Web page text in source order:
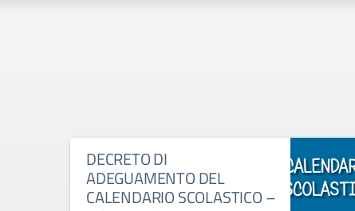
DECRETO DI
ADEGUAMENTO DEL
CALENDARIO SCOLASTICO –